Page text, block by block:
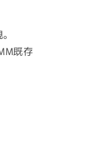
既存